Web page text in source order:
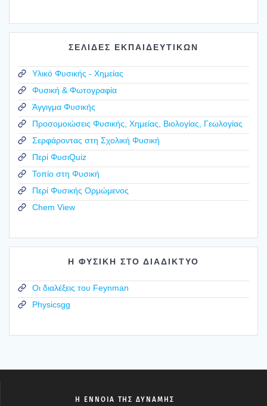
ΣΕΛΙΔΕΣ ΕΚΠΑΙΔΕΥΤΙΚΩΝ
Υλικό Φυσικής - Χημείας
Φυσική & Φωτογραφία
Άγγιγμα Φυσικής
Προσομοιώσεις Φυσικής, Χημείας, Βιολογίας, Γεωλογίας
Σερφάροντας στη Σχολική Φυσική
Περί ΦυσιQuiz
Τοπίο στη Φυσική
Περί Φυσικής Ορμώμενος
Chem View
Η ΦΥΣΙΚΗ ΣΤΟ ΔΙΑΔΙΚΤΥΟ
Οι διαλέξεις του Feynman
Physicsgg
Η ΕΝΝΟΙΑ ΤΗΣ ΔΥΝΑΜΗΣ